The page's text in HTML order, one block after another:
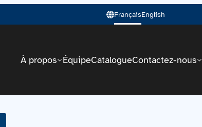
FrançaisEnglish
À propos ÉquipeCatalogueContactez-nous